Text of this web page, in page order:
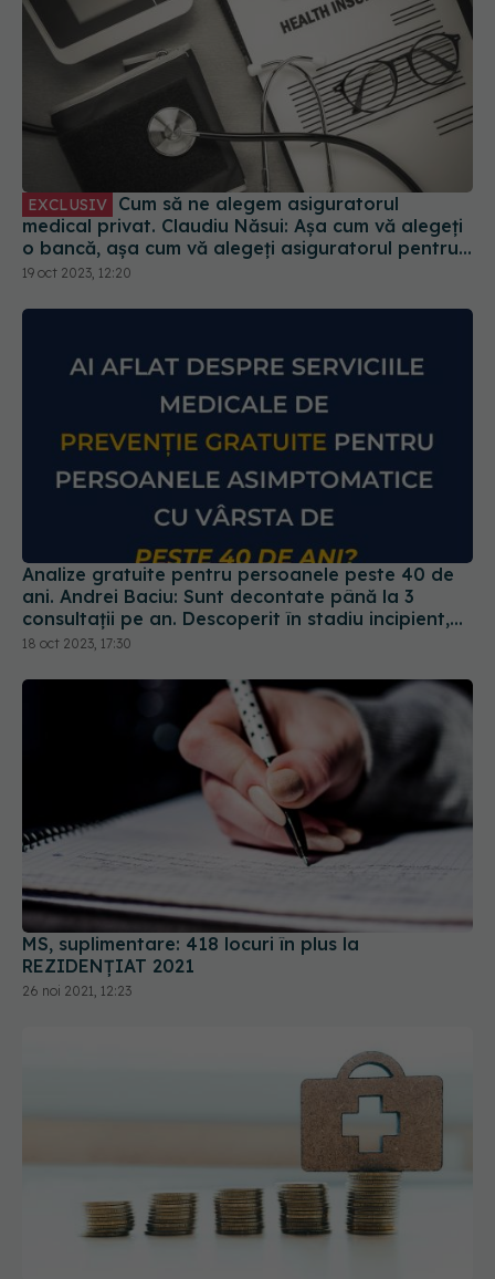
EXCLUSIV
medical privat. Claudiu Năsui: Așa cum vă alegeți
o bancă, așa cum vă alegeți asiguratorul pentru
mașină
19 oct 2023, 12:20
Analize gratuite pentru persoanele peste 40 de
ani. Andrei Baciu: Sunt decontate până la 3
consultații pe an. Descoperit în stadiu incipient,
cancerul poate fi tratat
18 oct 2023, 17:30
MS, suplimentare: 418 locuri în plus la
REZIDENȚIAT 2021
26 noi 2021, 12:23